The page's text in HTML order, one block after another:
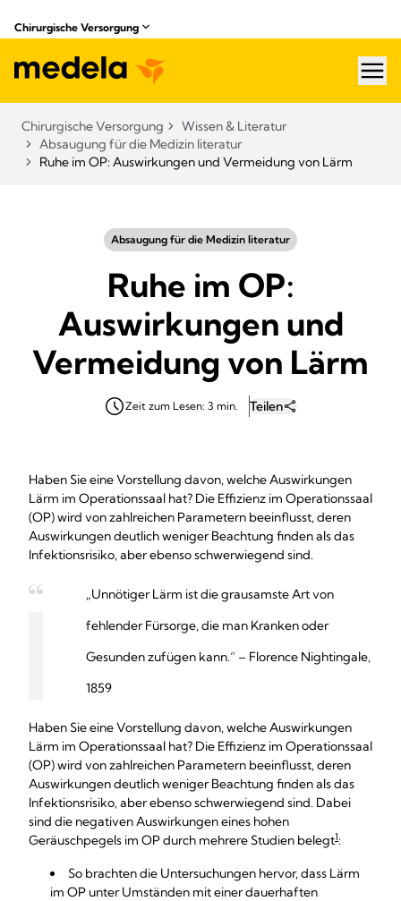
Chirurgische Versorgung
Chirurgische Versorgung
Wissen & Literatur​
Absaugung für die Medizin literatur
Ruhe im OP: Auswirkungen und Vermeidung von Lärm
Absaugung für die Medizin literatur
Ruhe im OP:
Auswirkungen und
Vermeidung von Lärm
Zeit zum Lesen: 3 min. Teilen
Haben Sie eine Vorstellung davon, welche Auswirkungen
Lärm im Operationssaal hat? Die Effizienz im Operationssaal
(OP) wird von zahlreichen Parametern beeinflusst, deren
Auswirkungen deutlich weniger Beachtung finden als das
Infektionsrisiko, aber ebenso schwerwiegend sind.
„Unnötiger Lärm ist die grausamste Art von
fehlender Fürsorge, die man Kranken oder
Gesunden zufügen kann.“ – Florence Nightingale,
1859
Haben Sie eine Vorstellung davon, welche Auswirkungen
Lärm im Operationssaal hat? Die Effizienz im Operationssaal
(OP) wird von zahlreichen Parametern beeinflusst, deren
Auswirkungen deutlich weniger Beachtung finden als das
Infektionsrisiko, aber ebenso schwerwiegend sind. Dabei
sind die negativen Auswirkungen eines hohen
Geräuschpegels im OP durch mehrere Studien belegt1:
So brachten die Untersuchungen hervor, dass Lärm
im OP unter Umständen mit einer dauerhaften